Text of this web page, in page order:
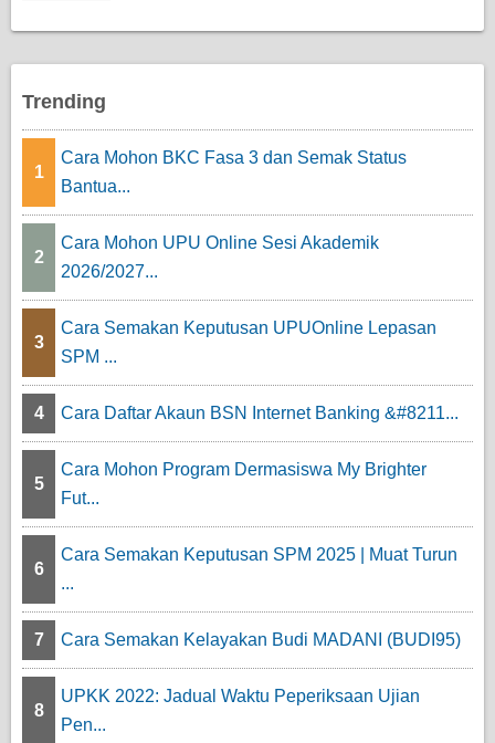
Trending
1
Cara Mohon BKC Fasa 3 dan Semak Status
Bantua...
2
Cara Mohon UPU Online Sesi Akademik
2026/2027...
3
Cara Semakan Keputusan UPUOnline Lepasan
SPM ...
4 Cara Daftar Akaun BSN Internet Banking &#8211...
5
Cara Mohon Program Dermasiswa My Brighter
Fut...
6
Cara Semakan Keputusan SPM 2025 | Muat Turun
...
7 Cara Semakan Kelayakan Budi MADANI (BUDI95)
8
UPKK 2022: Jadual Waktu Peperiksaan Ujian
Pen...